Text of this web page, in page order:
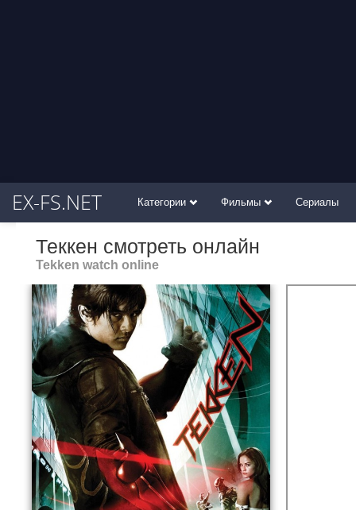
EX-FS.NET Категории Фильмы Сериалы
Теккен смотреть онлайн
Tekken watch online